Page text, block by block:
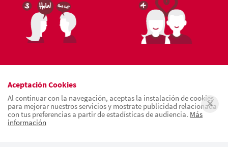
Aceptación Cookies
Al continuar con la navegación, aceptas la instalación de cookies
para mejorar nuestros servicios y mostrate publicidad relacionada
con tus preferencias a partir de estadísticas de audiencia. Más
información